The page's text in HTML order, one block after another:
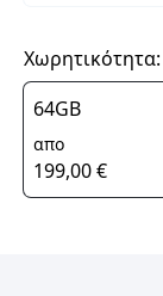
Χωρητικότητα:
64GB
απο
199,00 €